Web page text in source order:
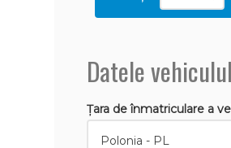
Datele
Țara de înmatriculare a